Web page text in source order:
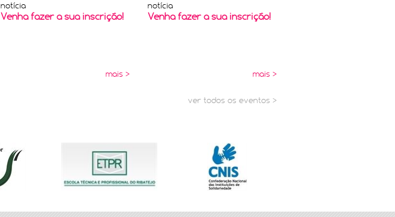
notícia
Venha fazer a sua inscrição!
mais >
notícia
Venha fazer a sua inscrição!
mais >
ver todos os eventos >